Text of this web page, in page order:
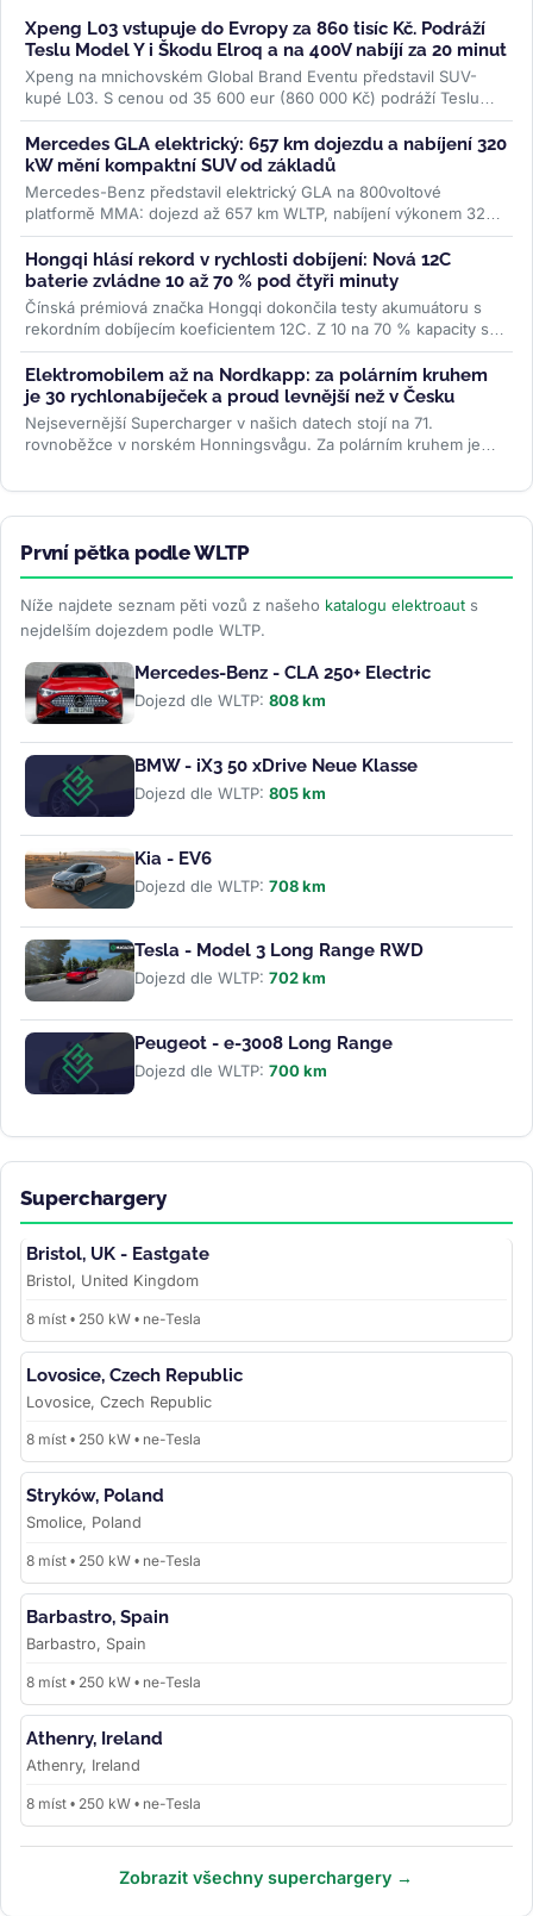
Xpeng L03 vstupuje do Evropy za 860 tisíc Kč. Podráží
Teslu Model Y i Škodu Elroq a na 400V nabíjí za 20 minut
Xpeng na mnichovském Global Brand Eventu představil SUV-
kupé L03. S cenou od 35 600 eur (860 000 Kč) podráží Teslu
Model Y, Hyundai Ioniq 5 i...>>
Mercedes GLA elektrický: 657 km dojezdu a nabíjení 320
kW mění kompaktní SUV od základů
Mercedes-Benz představil elektrický GLA na 800voltové
platformě MMA: dojezd až 657 km WLTP, nabíjení výkonem 320
kW a plnění na 80 % za 22...>>
Hongqi hlásí rekord v rychlosti dobíjení: Nová 12C
baterie zvládne 10 až 70 % pod čtyři minuty
Čínská prémiová značka Hongqi dokončila testy akumuátoru s
rekordním dobíjecím koeficientem 12C. Z 10 na 70 % kapacity se
nabije za 3...>>
Elektromobilem až na Nordkapp: za polárním kruhem
je 30 rychlonabíječek a proud levnější než v Česku
Nejsevernější Supercharger v našich datech stojí na 71.
rovnoběžce v norském Honningsvågu. Za polárním kruhem je
První pětka podle WLTP
Níže najdete seznam pěti vozů z našeho katalogu elektroaut s
nejdelším dojezdem podle WLTP.
Mercedes-Benz - CLA 250+ Electric
Dojezd dle WLTP: 808 km
BMW - iX3 50 xDrive Neue Klasse
Dojezd dle WLTP: 805 km
Kia - EV6
Dojezd dle WLTP: 708 km
Tesla - Model 3 Long Range RWD
Dojezd dle WLTP: 702 km
Peugeot - e-3008 Long Range
Dojezd dle WLTP: 700 km
Superchargery
Bristol, UK - Eastgate
Bristol, United Kingdom
8 míst • 250 kW • ne-Tesla
Lovosice, Czech Republic
Lovosice, Czech Republic
8 míst • 250 kW • ne-Tesla
Stryków, Poland
Smolice, Poland
8 míst • 250 kW • ne-Tesla
Barbastro, Spain
Barbastro, Spain
8 míst • 250 kW • ne-Tesla
Athenry, Ireland
Athenry, Ireland
8 míst • 250 kW • ne-Tesla
Zobrazit všechny superchargery →